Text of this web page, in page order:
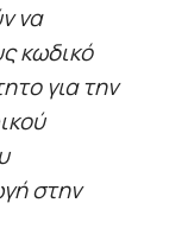
να
κωδικό
για την
στην